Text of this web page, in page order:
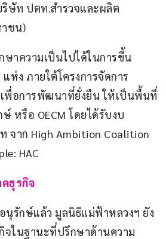
ษัท ปตท.สำรวจและผลิต
าชน)
ษาความเป็นไปได้ในการขึ้น
ห่ง ภายใต้โครงการจัดการ
พื่อการพัฒนาที่ยั่งยืน ให้เป็นพื้นที่
หรือ OECM โดยได้รับงบ
จาก High Ambition Coalition
HAC
ธุรกิจ
นุรักษ์แล้ว มูลนิธิแม่ฟ้าหลวงฯ ยัง
จในฐานะที่ปรึกษาด้านความ